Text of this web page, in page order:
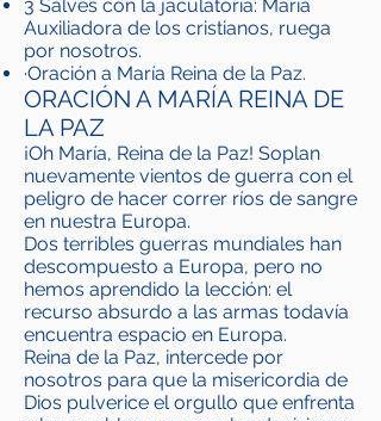
3 Salves con la jaculatoria: María
Auxiliadora de los cristianos, ruega
por nosotros.
·Oración a María Reina de la Paz.
ORACIÓN A MARÍA REINA DE
LA PAZ
¡Oh María, Reina de la Paz! Soplan
nuevamente vientos de guerra con el
peligro de hacer correr ríos de sangre
en nuestra Europa.
Dos terribles guerras mundiales han
descompuesto a Europa, pero no
hemos aprendido la lección: el
recurso absurdo a las armas todavía
encuentra espacio en Europa.
Reina de la Paz, intercede por
nosotros para que la misericordia de
Dios pulverice el orgullo que enfrenta